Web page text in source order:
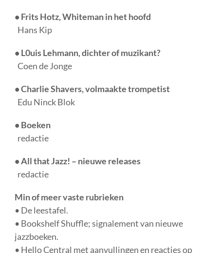
• Frits Hotz, Whiteman in het hoofd
Hans Kip
• L0uis Lehmann, dichter of muzikant?
Coen de Jonge
• Charlie Shavers, volmaakte trompetist
Edu Ninck Blok
• Boeken
redactie
• All that Jazz! – nieuwe releases
redactie
Min of meer vaste rubrieken
• De leestafel.
• Bookshelf Shuffle; signalement van nieuwe
jazzboeken.
• Hello Central met aanvullingen en reacties op